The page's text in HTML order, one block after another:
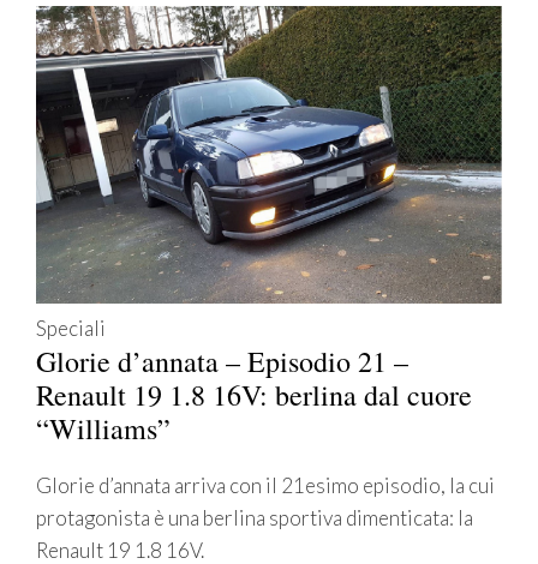
Speciali
Glorie d’annata – Episodio 21 –
Renault 19 1.8 16V: berlina dal cuore
“Williams”
Glorie d’annata arriva con il 21esimo episodio, la cui
protagonista è una berlina sportiva dimenticata: la
Renault 19 1.8 16V.